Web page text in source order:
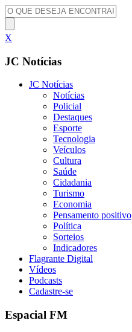
X
JC Notícias
JC Notícias
Notícias
Policial
Destaques
Esporte
Tecnologia
Veículos
Cultura
Saúde
Cidadania
Turismo
Economia
Pensamento positivo
Política
Sorteios
Indicadores
Flagrante Digital
Vídeos
Podcasts
Cadastre-se
Espacial FM